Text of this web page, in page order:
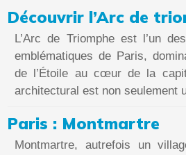
Découvrir l’Arc de
L’Arc de Triomphe est l’un
emblématiques de Paris,
de l’Étoile au cœur de la
architectural est non seulement
Paris : Montmartre
Montmartre, autrefois un